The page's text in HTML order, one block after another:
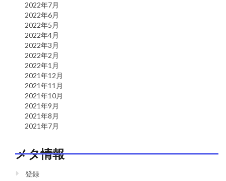
2022年7月
2022年6月
2022年5月
2022年4月
2022年3月
2022年2月
2022年1月
2021年12月
2021年11月
2021年10月
2021年9月
2021年8月
2021年7月
メタ情報
登録